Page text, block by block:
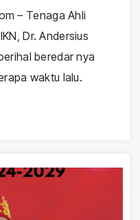
– Tenaga Ahli
Dr. Andersius
beredar nya
waktu lalu.